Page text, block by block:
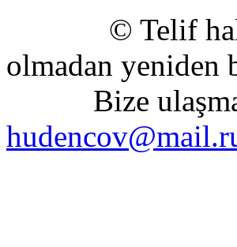
© Telif hakkı
olmadan yeniden
Bize ulaşmak